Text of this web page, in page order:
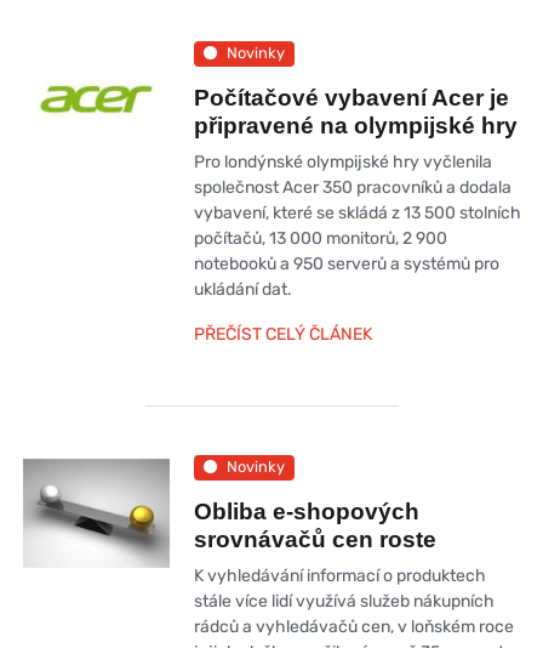
Novinky
Počítačové vybavení Acer je
připravené na olympijské hry
Pro londýnské olympijské hry vyčlenila
společnost Acer 350 pracovníků a dodala
vybavení, které se skládá z 13 500 stolních
počítačů, 13 000 monitorů, 2 900
notebooků a 950 serverů a systémů pro
ukládání dat.
PŘEČÍST CELÝ ČLÁNEK
Novinky
Obliba e-shopových
srovnávačů cen roste
K vyhledávání informací o produktech
stále více lidí využívá služeb nákupních
rádců a vyhledávačů cen, v loňském roce